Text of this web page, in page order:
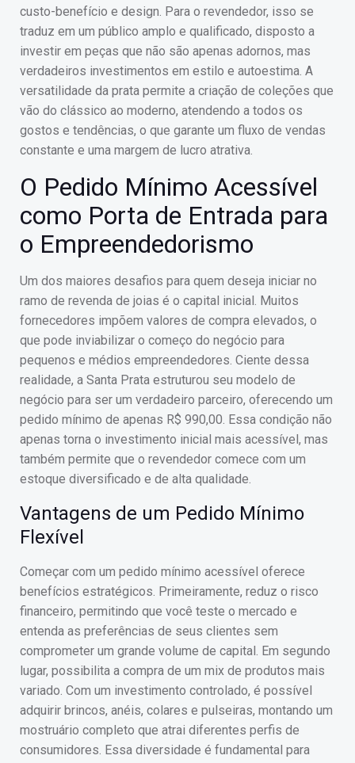
custo-benefício e design. Para o revendedor, isso se
traduz em um público amplo e qualificado, disposto a
investir em peças que não são apenas adornos, mas
verdadeiros investimentos em estilo e autoestima. A
versatilidade da prata permite a criação de coleções que
vão do clássico ao moderno, atendendo a todos os
gostos e tendências, o que garante um fluxo de vendas
constante e uma margem de lucro atrativa.
O Pedido Mínimo Acessível
como Porta de Entrada para
o Empreendedorismo
Um dos maiores desafios para quem deseja iniciar no
ramo de revenda de joias é o capital inicial. Muitos
fornecedores impõem valores de compra elevados, o
que pode inviabilizar o começo do negócio para
pequenos e médios empreendedores. Ciente dessa
realidade, a Santa Prata estruturou seu modelo de
negócio para ser um verdadeiro parceiro, oferecendo um
pedido mínimo de apenas R$ 990,00. Essa condição não
apenas torna o investimento inicial mais acessível, mas
também permite que o revendedor comece com um
estoque diversificado e de alta qualidade.
Vantagens de um Pedido Mínimo
Flexível
Começar com um pedido mínimo acessível oferece
benefícios estratégicos. Primeiramente, reduz o risco
financeiro, permitindo que você teste o mercado e
entenda as preferências de seus clientes sem
comprometer um grande volume de capital. Em segundo
lugar, possibilita a compra de um mix de produtos mais
variado. Com um investimento controlado, é possível
adquirir brincos, anéis, colares e pulseiras, montando um
mostruário completo que atrai diferentes perfis de
consumidores. Essa diversidade é fundamental para